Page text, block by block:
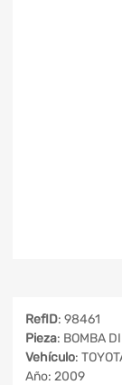
RefID: 98461
Pieza: BOMBA
Vehículo:
Año: 2009